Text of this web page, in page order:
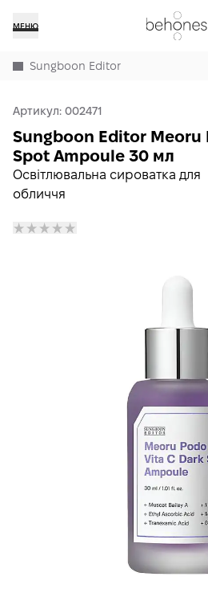
МЕНЮ
Sungboon Editor
Артикул: 002471
Освітлювальна сироватка для
обличчя
Sungboon Editor Meoru
Spot Ampoule 30 мл